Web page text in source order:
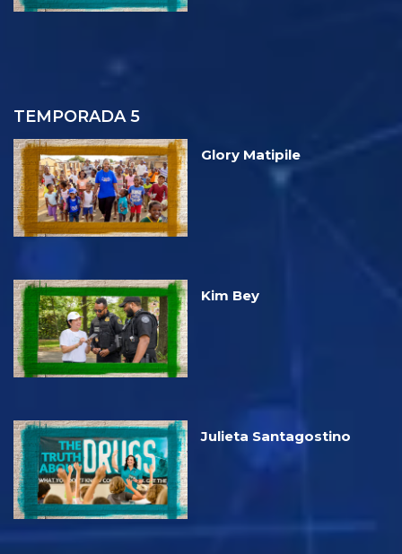
TEMPORADA 5
Glory Matipile
Kim Bey
Julieta Santagostino